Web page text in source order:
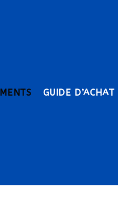
GUIDE D’ACHAT